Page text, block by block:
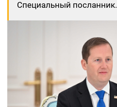
Специальный посланник.